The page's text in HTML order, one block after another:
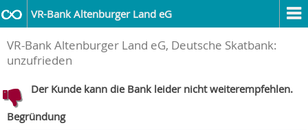
VR-Bank Altenburger Land eG
VR-Bank Altenburger Land eG, Deutsche Skatbank:
unzufrieden
Der Kunde kann die Bank leider nicht weiterempfehlen.
Begründung